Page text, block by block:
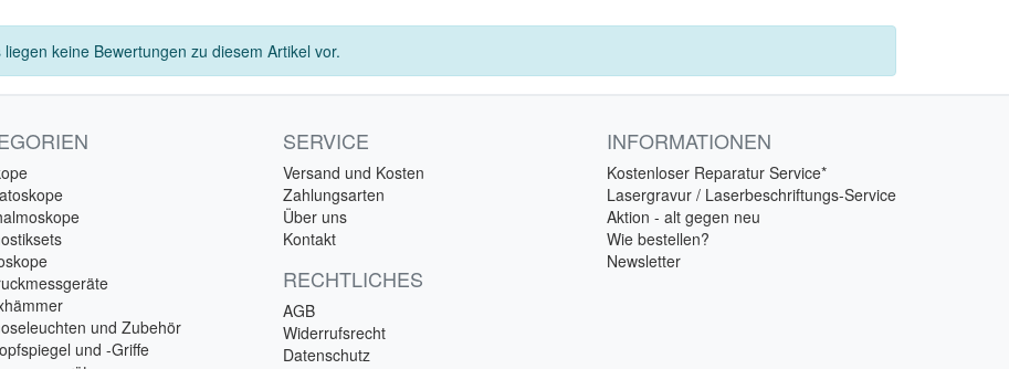
liegen keine Bewertungen zu diesem Artikel vor.
und Zubehör
und -Griffe
SERVICE
Versand und Kosten
Zahlungsarten
Über uns
Kontakt
RECHTLICHES
AGB
Widerrufsrecht
Datenschutz
INFORMATIONEN
Kostenloser Reparatur Service*
Lasergravur / Laserbeschriftungs-Service
Aktion - alt gegen neu
Wie bestellen?
Newsletter